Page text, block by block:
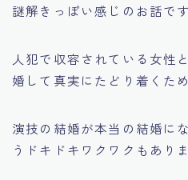
謎解きっぽい感じのお話です
人犯で収容されている女性
婚して真実にたどり着くた
演技の結婚が本当の結婚に
うドキドキワクワクもあり